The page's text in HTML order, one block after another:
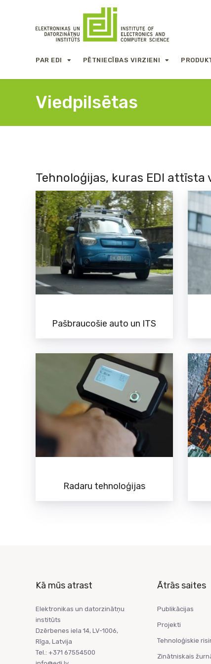
PAR EDI PĒTNIECĪBAS VIRZIENI
Viedpilsētas
Tehnoloģijas, kuras EDI attīsta
Pašbraucošie auto un ITS
Radaru tehnoloģijas
Kā mūs atrast
Elektronikas un datorzinātņu
institūts
Dzērbenes iela 14, LV-1006,
Rīga, Latvija
Tel.: +371 67554500
Ātrās saites
Publikācijas
Projekti
Tehnoloģiskie
Zinātniskais